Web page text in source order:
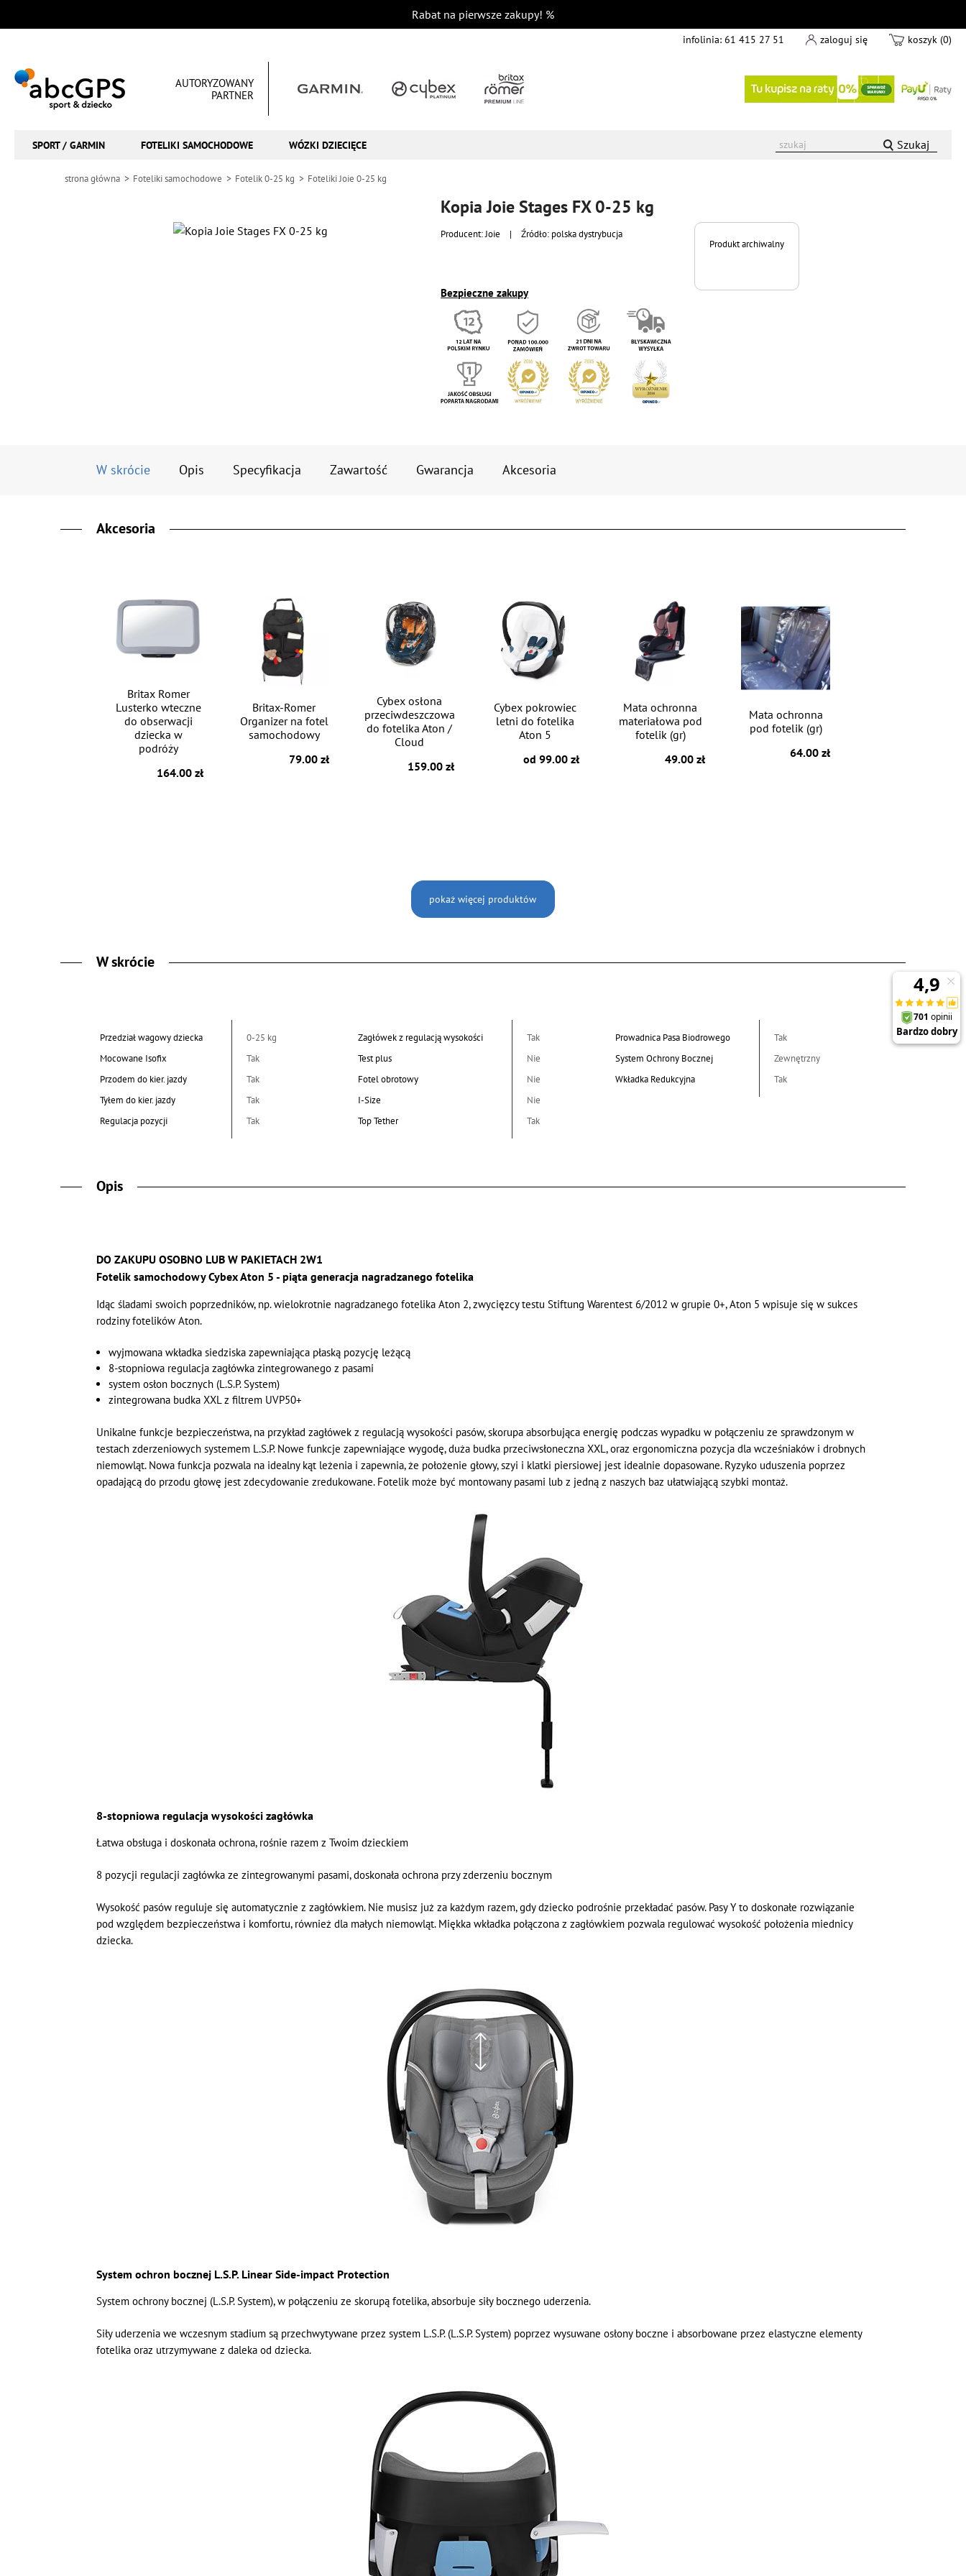
Rabat na pierwsze zakupy! %
infolinia: 61 415 27 51 zaloguj się koszyk (0)
AUTORYZOWANY
PARTNER
SPORT / GARMIN FOTELIKI SAMOCHODOWE WÓZKI DZIECIĘCE Szukaj
strona główna Foteliki samochodowe Fotelik 0-25 kg Foteliki Joie 0-25 kg
Kopia Joie Stages FX 0-25 kg
Producent:Joie | Źródło: polska dystrybucja
Bezpieczne zakupy
Produkt archiwalny
W skrócie Opis Specyfikacja Zawartość Gwarancja Akcesoria
Akcesoria
Britax Romer
Lusterko wteczne
do obserwacji
dziecka w
podróży
164.00 zł
Britax-Romer
Organizer na fotel
samochodowy
79.00 zł
Cybex osłona
przeciwdeszczowa
do fotelika Aton /
Cloud
159.00 zł
Cybex pokrowiec
letni do fotelika
Aton 5
od 99.00 zł
Mata ochronna
materiałowa pod
fotelik (gr)
49.00 zł
Mata ochronna
pod fotelik (gr)
64.00 zł
pokaż więcej produktów
W skrócie
Przedział wagowy dziecka
0-25 kg
Mocowane Isofix
Tak
Przodem do kier. jazdy
Tak
Tyłem do kier. jazdy
Tak
Regulacja pozycji
Tak
Zagłówek z regulacją wysokości
Tak
Test plus
Nie
Fotel obrotowy
Nie
I-Size
Nie
Top Tether
Tak
Prowadnica Pasa Biodrowego
Tak
System Ochrony Bocznej
Zewnętrzny
Wkładka Redukcyjna
Tak
Opis
DO ZAKUPU OSOBNO LUB W PAKIETACH 2W1
Fotelik samochodowy Cybex Aton 5 - piąta generacja nagradzanego fotelika
Idąc śladami swoich poprzedników, np. wielokrotnie nagradzanego fotelika Aton 2, zwycięzcy testu Stiftung Warentest 6/2012 w grupie 0+, Aton 5 wpisuje się w sukces
rodziny fotelików Aton.
wyjmowana wkładka siedziska zapewniająca płaską pozycję leżącą
8-stopniowa regulacja zagłówka zintegrowanego z pasami
system osłon bocznych (L.S.P. System)
zintegrowana budka XXL z filtrem UVP50+
Unikalne funkcje bezpieczeństwa, na przykład zagłówek z regulacją wysokości pasów, skorupa absorbująca energię podczas wypadku w połączeniu ze sprawdzonym w
testach zderzeniowych systemem L.S.P. Nowe funkcje zapewniające wygodę, duża budka przeciwsłoneczna XXL, oraz ergonomiczna pozycja dla wcześniaków i drobnych
niemowląt. Nowa funkcja pozwala na idealny kąt leżenia i zapewnia, że położenie głowy, szyi i klatki piersiowej jest idealnie dopasowane. Ryzyko uduszenia poprzez
opadającą do przodu głowę jest zdecydowanie zredukowane. Fotelik może być montowany pasami lub z jedną z naszych baz ułatwiającą szybki montaż.
8-stopniowa regulacja wysokości zagłówka
Łatwa obsługa i doskonała ochrona, rośnie razem z Twoim dzieckiem
8 pozycji regulacji zagłówka ze zintegrowanymi pasami, doskonała ochrona przy zderzeniu bocznym
Wysokość pasów reguluje się automatycznie z zagłówkiem. Nie musisz już za każdym razem, gdy dziecko podrośnie przekładać pasów. Pasy Y to doskonałe rozwiązanie
pod względem bezpieczeństwa i komfortu, również dla małych niemowląt. Miękka wkładka połączona z zagłówkiem pozwala regulować wysokość położenia miednicy
dziecka.
System ochron bocznej L.S.P. Linear Side-impact Protection
System ochrony bocznej (L.S.P. System), w połączeniu ze skorupą fotelika, absorbuje siły bocznego uderzenia.
Siły uderzenia we wczesnym stadium są przechwytywane przez system L.S.P. (L.S.P. System) poprzez wysuwane osłony boczne i absorbowane przez elastyczne elementy
fotelika oraz utrzymywane z daleka od dziecka.